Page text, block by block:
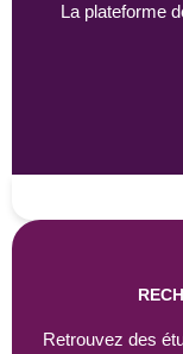
La plateforme
Retrouvez des